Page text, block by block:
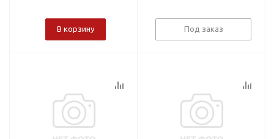
В корзину Под заказ